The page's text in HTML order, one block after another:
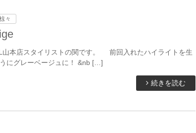
々
本店スタイリストの関です。 前回入れたハイライトを生
にグレーベージュに！ &nb […]
続きを読む